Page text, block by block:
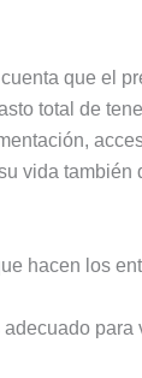
que el
total de
vida también
hacen los
para